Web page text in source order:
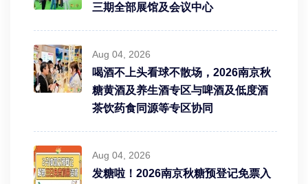
三期全部展馆及会议中心
Aug 04, 2026
喝酒不上头看球不散场，2026南京秋
糖黄酒及养生酒专区与啤酒及低度酒
茶饮药食同源等专区协同
Aug 04, 2026
发糖啦！2026南京秋糖预登记免票入